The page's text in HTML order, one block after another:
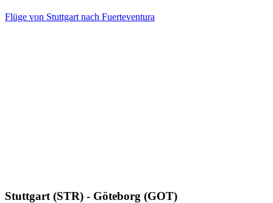
Flüge von Stuttgart nach Fuerteventura
Stuttgart (STR) - Göteborg (GOT)